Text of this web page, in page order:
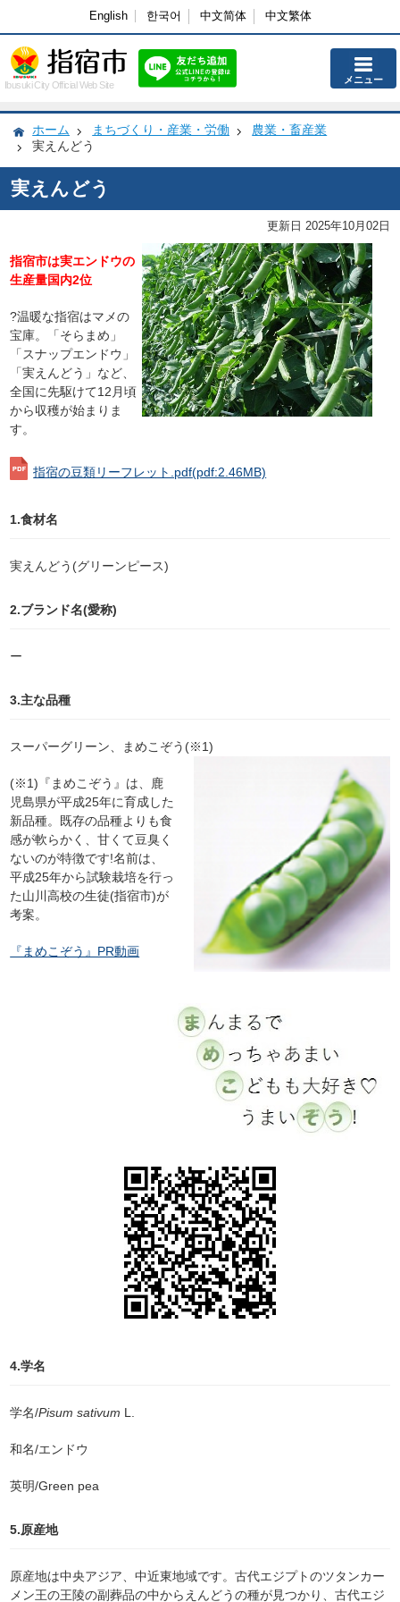
English 한국어 中文简体 中文繁体
Ibusuki City Official Web Site メニュー
ホーム まちづくり・産業・労働
農業・畜産業
実えんどう
実えんどう
更新日 2025年10月02日
指宿市は実エンドウの
生産量国内2位
?温暖な指宿はマメの
宝庫。「そらまめ」
「スナップエンドウ」
「実えんどう」など、
全国に先駆けて12月頃
から収穫が始まりま
す。
指宿の豆類リーフレット.pdf(pdf:2.46MB)
1.食材名
実えんどう(グリーンピース)
2.ブランド名(愛称)
ー
3.主な品種
スーパーグリーン、まめこぞう(※1)
(※1)『まめこぞう』は、鹿
児島県が平成25年に育成した
新品種。既存の品種よりも食
感が軟らかく、甘くて豆臭く
ないのが特徴です!名前は、
平成25年から試験栽培を行っ
た山川高校の生徒(指宿市)が
考案。
『まめこぞう』PR動画
4.学名
学名/Pisum sativum L.
和名/エンドウ
英明/Green pea
5.原産地
原産地は中央アジア、中近東地域です。古代エジプトのツタンカー
メン王の王陵の副葬品の中からえんどうの種が見つかり、古代エジ